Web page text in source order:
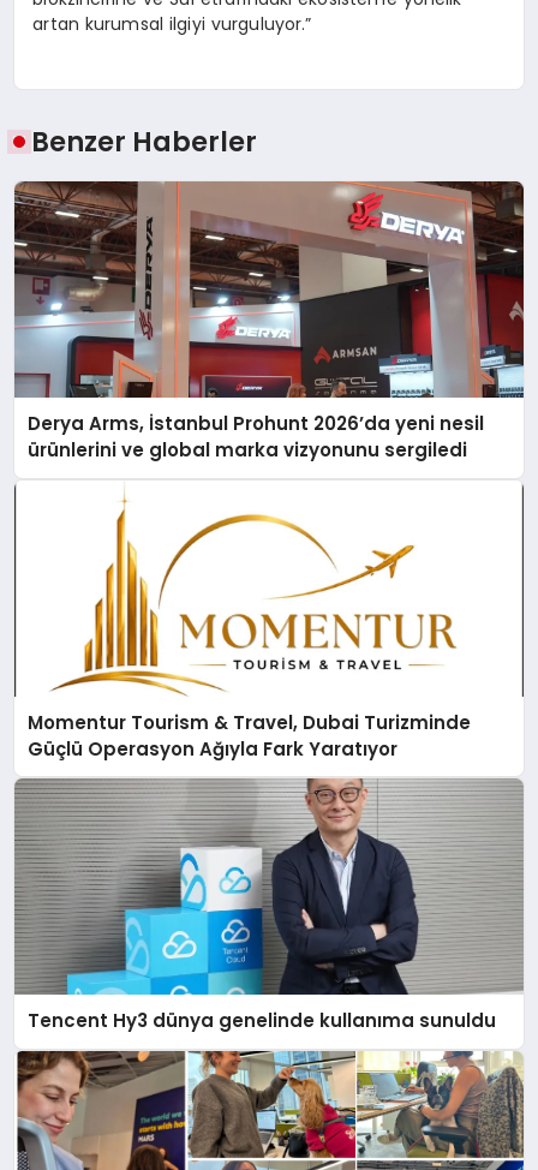
artan kurumsal ilgiyi vurguluyor.”
Benzer Haberler
Derya Arms, İstanbul Prohunt 2026’da yeni nesil
ürünlerini ve global marka vizyonunu sergiledi
Momentur Tourism & Travel, Dubai Turizminde
Güçlü Operasyon Ağıyla Fark Yaratıyor
Tencent Hy3 dünya genelinde kullanıma sunuldu